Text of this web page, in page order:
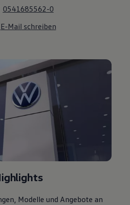
0541685562-0
E-Mail schreiben
Modelle und Angebote an